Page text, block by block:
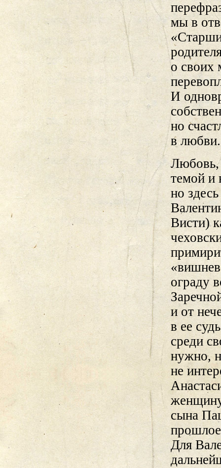
мы в
о своих
И
но
в любви.
Любовь,
темой и
но
Висти)
ограду
и от
в ее
среди
нужно,
не
сына
Для